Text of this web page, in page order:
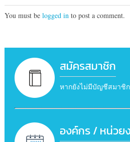
You must be logged into post a comment.
สมัครสมาชิก
หากยังไม่มีบัญชีสมาชิ
องค์กร / หน่วย